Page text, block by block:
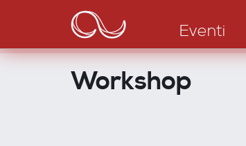
contenuto
navigation
Eventi
Workshop